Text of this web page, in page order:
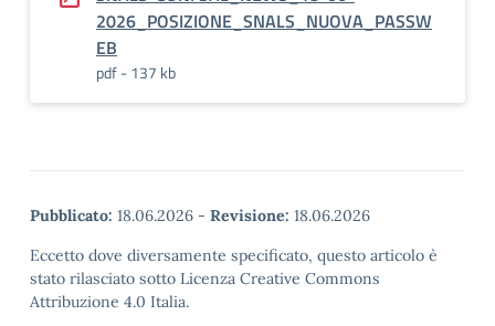
2026_POSIZIONE_SNALS_NUOVA_PASSW
EB
pdf - 137 kb
Pubblicato: 18.06.2026 - Revisione: 18.06.2026
Eccetto dove diversamente specificato, questo articolo è
stato rilasciato sotto Licenza Creative Commons
Attribuzione 4.0 Italia.